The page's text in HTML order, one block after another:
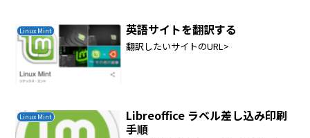
加される
Linux Mint 英語サイトを翻訳する
翻訳したいサイトのURL>
Linux Mint
Libreoffice ラベル差し込み印刷
手順